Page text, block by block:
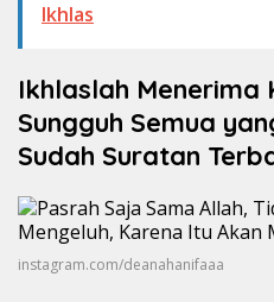
Ikhlas
Ikhlaslah Menerima
Sungguh Semua
Sudah Suratan
instagram.com/deanahanifaaa